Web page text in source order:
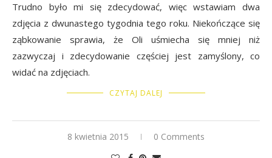
Trudno było mi się zdecydować, więc wstawiam dwa
zdjęcia z dwunastego tygodnia tego roku. Niekończące się
ząbkowanie sprawia, że Oli uśmiecha się mniej niż
zazwyczaj i zdecydowanie częściej jest zamyślony, co
widać na zdjęciach.
CZYTAJ DALEJ
8 kwietnia 2015 0 Comments